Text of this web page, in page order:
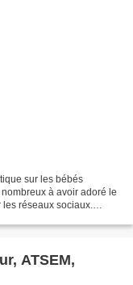
sur les bébés
à avoir adoré le
réseaux sociaux.
ATSEM,